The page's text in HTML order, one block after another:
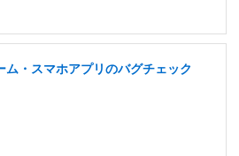
・スマホアプリのバグチェック